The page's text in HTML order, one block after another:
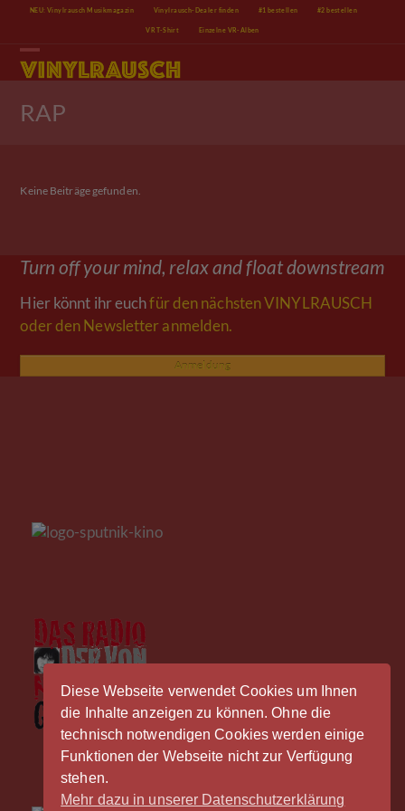
Diese Webseite verwendet Cookies um Ihnen
die Inhalte anzeigen zu können. Ohne die
technisch notwendigen Cookies werden einige
Funktionen der Webseite nicht zur Verfügung
stehen.
Mehr dazu in unserer Datenschutzerklärung
content
NEU: Vinylrausch Musikmagazin Vinylrausch-Dealer finden #1 bestellen #2 bestellen
VR T-Shirt Einzelne VR-Alben
Open
mobile
menu
Close
mobile
menu
RAP
Keine Beiträge gefunden.
Turn off your mind, relax and float downstream
Hier könnt ihr euchfür den nächsten VINYLRAUSCH
oder den Newsletter anmelden.
Anmeldung